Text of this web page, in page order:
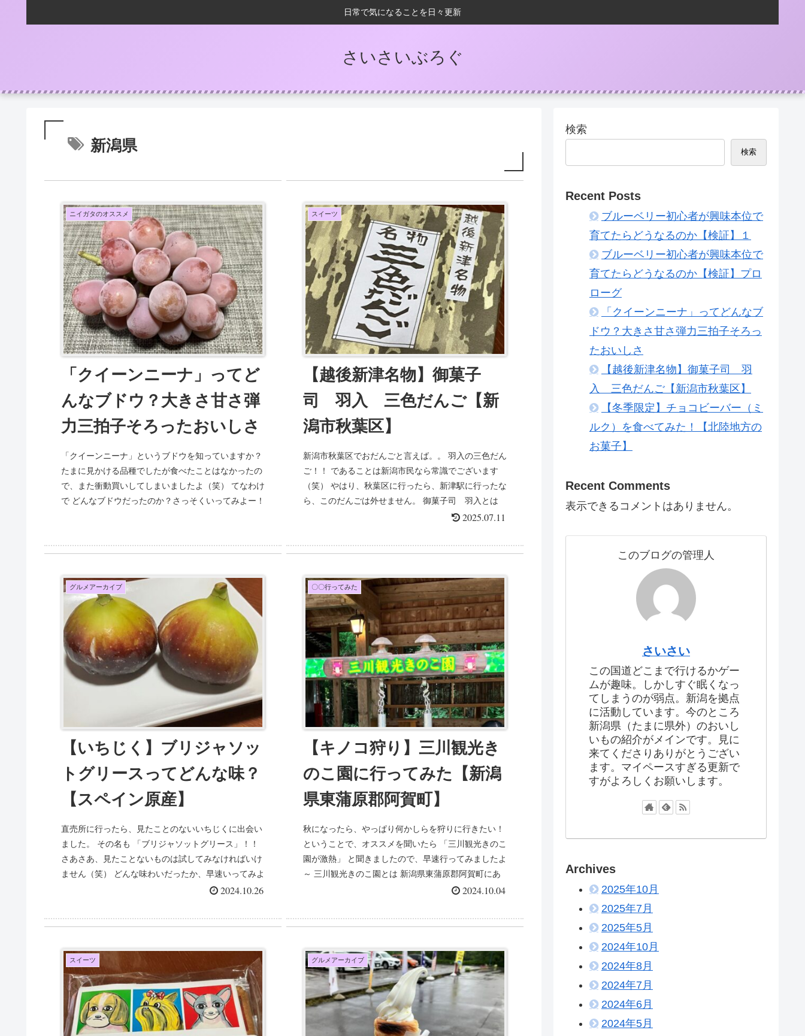
日常で気になることを日々更新
さいさいぶろぐ
新潟県
ニイガタのオススメ
「クイーンニーナ」ってど
んなブドウ？大きさ甘さ弾
力三拍子そろったおいしさ
「クイーンニーナ」というブドウを知っていますか？
たまに見かける品種でしたが食べたことはなかったの
で、また衝動買いしてしまいましたよ（笑） てなわけ
で どんなブドウだったのか？さっそくいってみよー！
スイーツ
【越後新津名物】御菓子
司 羽入 三色だんご【新
潟市秋葉区】
新潟市秋葉区でおだんごと言えば。。 羽入の三色だん
ご！！ であることは新潟市民なら常識でございます
（笑） やはり、秋葉区に行ったら、新津駅に行ったな
ら、このだんごは外せません。 御菓子司 羽入とは
2025.07.11
グルメアーカイブ
【いちじく】ブリジャソッ
トグリースってどんな味？
【スペイン原産】
直売所に行ったら、見たことのないいちじくに出会い
ました。 その名も 「ブリジャソットグリース」！！
さあさあ、見たことないものは試してみなければいけ
ません（笑） どんな味わいだったか、早速いってみよ
2024.10.26
〇〇行ってみた
【キノコ狩り】三川観光き
のこ園に行ってみた【新潟
県東蒲原郡阿賀町】
秋になったら、やっぱり何かしらを狩りに行きたい！
ということで、オススメを聞いたら 「三川観光きのこ
園が激熱」 と聞きましたので、早速行ってみましたよ
～ 三川観光きのこ園とは 新潟県東蒲原郡阿賀町にあ
2024.10.04
スイーツ グルメアーカイブ
検索
検索
Recent Posts
ブルーベリー初心者が興味本位で
育てたらどうなるのか【検証】１
ブルーベリー初心者が興味本位で
育てたらどうなるのか【検証】プロ
ローグ
「クイーンニーナ」ってどんなブ
ドウ？大きさ甘さ弾力三拍子そろっ
たおいしさ
【越後新津名物】御菓子司 羽
入 三色だんご【新潟市秋葉区】
【冬季限定】チョコビーバー（ミ
ルク）を食べてみた！【北陸地方の
お菓子】
Recent Comments
表示できるコメントはありません。
このブログの管理人
さいさい
この国道どこまで行けるかゲー
ムが趣味。しかしすぐ眠くなっ
てしまうのが弱点。新潟を拠点
に活動しています。今のところ
新潟県（たまに県外）のおいし
いもの紹介がメインです。見に
来てくださりありがとうござい
ます。マイペースすぎる更新で
すがよろしくお願いします。
Archives
2025年10月
2025年7月
2025年5月
2024年10月
2024年8月
2024年7月
2024年6月
2024年5月